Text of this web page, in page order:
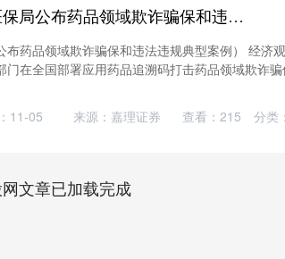
惠管钱配资 国家医保局公布药品领域欺诈骗保和违法违规典型案例
布药品领域欺诈骗保和违法违规典型案例） 经济
门在全国部署应用药品追溯码打击药品领域欺诈
11-05 来源：嘉理证券 查看： 215 分类：
文章已加载完成